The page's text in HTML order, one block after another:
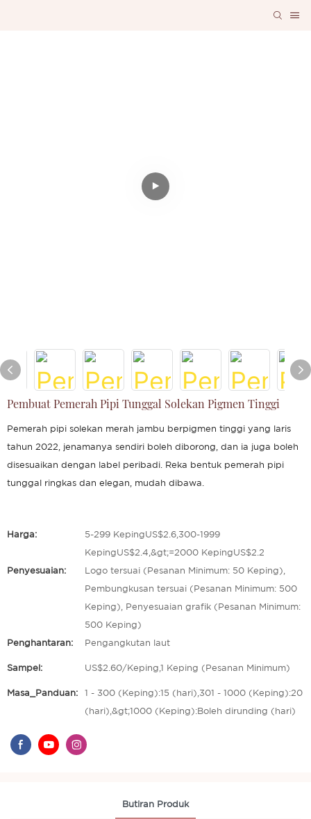
Pembuat Pemerah Pipi Tunggal Solekan Pigmen Tinggi
Pemerah pipi solekan merah jambu berpigmen tinggi yang laris
tahun 2022, jenamanya sendiri boleh diborong, dan ia juga boleh
disesuaikan dengan label peribadi. Reka bentuk pemerah pipi
tunggal ringkas dan elegan, mudah dibawa.
Harga: 5-299 KepingUS$2.6,300-1999
KepingUS$2.4,&gt;=2000 KepingUS$2.2
Penyesuaian: Logo tersuai (Pesanan Minimum: 50 Keping),
Pembungkusan tersuai (Pesanan Minimum: 500
Keping), Penyesuaian grafik (Pesanan Minimum:
500 Keping)
Penghantaran: Pengangkutan laut
Sampel: US$2.60/Keping,1 Keping (Pesanan Minimum)
Masa_Panduan: 1 - 300 (Keping):15 (hari),301 - 1000 (Keping):20
(hari),&gt;1000 (Keping):Boleh dirunding (hari)
Butiran Produk